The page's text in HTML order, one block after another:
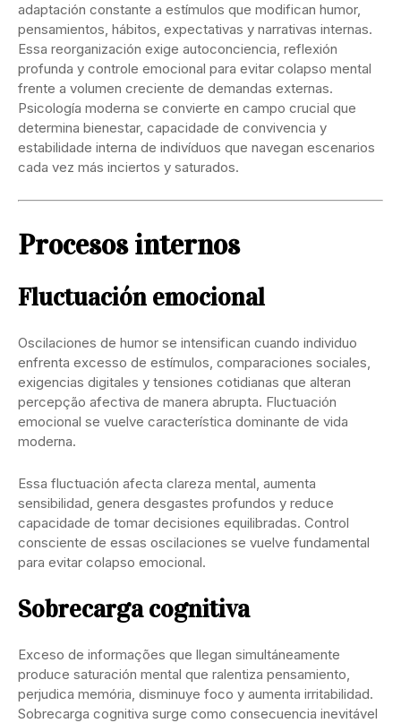
adaptación constante a estímulos que modifican humor,
pensamientos, hábitos, expectativas y narrativas internas.
Essa reorganización exige autoconciencia, reflexión
profunda y controle emocional para evitar colapso mental
frente a volumen creciente de demandas externas.
Psicología moderna se convierte en campo crucial que
determina bienestar, capacidade de convivencia y
estabilidade interna de indivíduos que navegan escenarios
cada vez más inciertos y saturados.
Procesos internos
Fluctuación emocional
Oscilaciones de humor se intensifican cuando individuo
enfrenta excesso de estímulos, comparaciones sociales,
exigencias digitales y tensiones cotidianas que alteran
percepção afectiva de manera abrupta. Fluctuación
emocional se vuelve característica dominante de vida
moderna.
Essa fluctuación afecta clareza mental, aumenta
sensibilidad, genera desgastes profundos y reduce
capacidade de tomar decisiones equilibradas. Control
consciente de essas oscilaciones se vuelve fundamental
para evitar colapso emocional.
Sobrecarga cognitiva
Exceso de informações que llegan simultáneamente
produce saturación mental que ralentiza pensamiento,
perjudica memória, disminuye foco y aumenta irritabilidad.
Sobrecarga cognitiva surge como consecuencia inevitável